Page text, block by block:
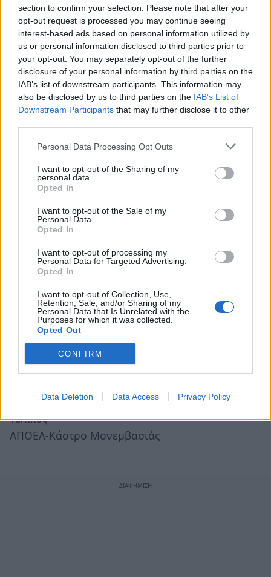
section to confirm your selection. Please note that after your
opt-out request is processed you may continue seeing
interest-based ads based on personal information utilized by
us or personal information disclosed to third parties prior to
your opt-out. You may separately opt-out of the further
disclosure of your personal information by third parties on the
IAB’s list of downstream participants. This information may
also be disclosed by us to third parties on the IAB’s List of
Downstream Participants that may further disclose it to other
Personal Data Processing Opt Outs
I want to opt-out of the Sharing of my
personal data.
Opted In
I want to opt-out of the Sale of my
Personal Data.
Opted In
I want to opt-out of processing my
Personal Data for Targeted Advertising.
Opted In
I want to opt-out of Collection, Use,
Retention, Sale, and/or Sharing of my
Personal Data that Is Unrelated with the
Purposes for which it was collected.
Opted Out
CONFIRM
Data Deletion Data Access Privacy Policy
Το Laconia Summer Basketour συνδιοργανώνεται
από τον Δήμο Μονεμβασιάς και τον αθλητικό
σύλλογο ΑΠΟΕΛ, με την στήριξη της
ΕΚΑΣΚΕΝΟΠ.
Τα αποτελέσματα Παρασκευή 12/8
Ημιτελικά
ΑΠΟΕΛ-Δαιμονιά 77-69
Κάστρο Μονεμβασιάς-Νεάπολη Λακωνίας 97-84
Το πρόγραμμα Σάββατο 13/8
Δαιμονιά-Νεάπολη Λακωνίας
Τελικός
ΑΠΟΕΛ-Κάστρο Μονεμβασιάς